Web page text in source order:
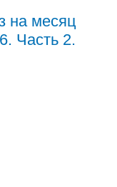
на месяц
Часть 2.